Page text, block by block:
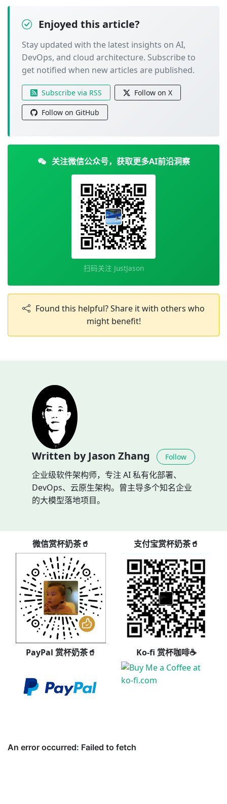
Enjoyed this article?
Stay updated with the latest insights on AI,
DevOps, and cloud architecture. Subscribe to
get notified when new articles are published.
Subscribe via RSS Follow on X
Follow on GitHub
关注微信公众号，获取更多AI前沿洞察
扫码关注 JustJason
Found this helpful? Share it with others who
might benefit!
Written by Jason Zhang Follow
企业级软件架构师，专注 AI 私有化部署、
DevOps、云原生架构。曾主导多个知名企业
的大模型落地项目。
微信赏杯奶茶🥤 支付宝赏杯奶茶🥤
PayPal 赏杯奶茶🥤 Ko-fi 赏杯咖啡☕